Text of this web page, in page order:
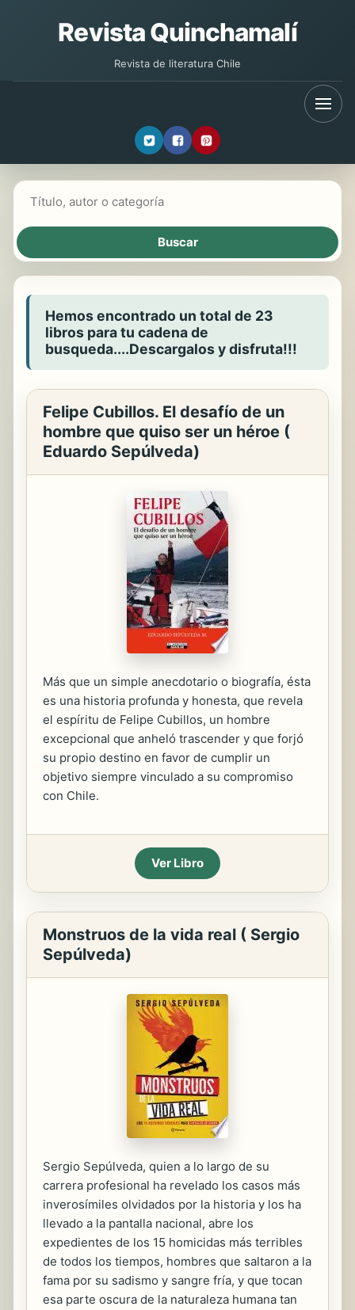
Revista Quinchamalí
Revista de literatura Chile
Hemos encontrado un total de 23
libros para tu cadena de
busqueda....Descargalos y disfruta!!!
Felipe Cubillos. El desafío de un
hombre que quiso ser un héroe (
Eduardo Sepúlveda)
Más que un simple anecdotario o biografía, ésta
es una historia profunda y honesta, que revela
el espíritu de Felipe Cubillos, un hombre
excepcional que anheló trascender y que forjó
su propio destino en favor de cumplir un
objetivo siempre vinculado a su compromiso
con Chile.
Ver Libro
Monstruos de la vida real ( Sergio
Sepúlveda)
Sergio Sepúlveda, quien a lo largo de su
carrera profesional ha revelado los casos más
inverosímiles olvidados por la historia y los ha
llevado a la pantalla nacional, abre los
expedientes de los 15 homicidas más terribles
de todos los tiempos, hombres que saltaron a la
fama por su sadismo y sangre fría, y que tocan
esa parte oscura de la naturaleza humana tan